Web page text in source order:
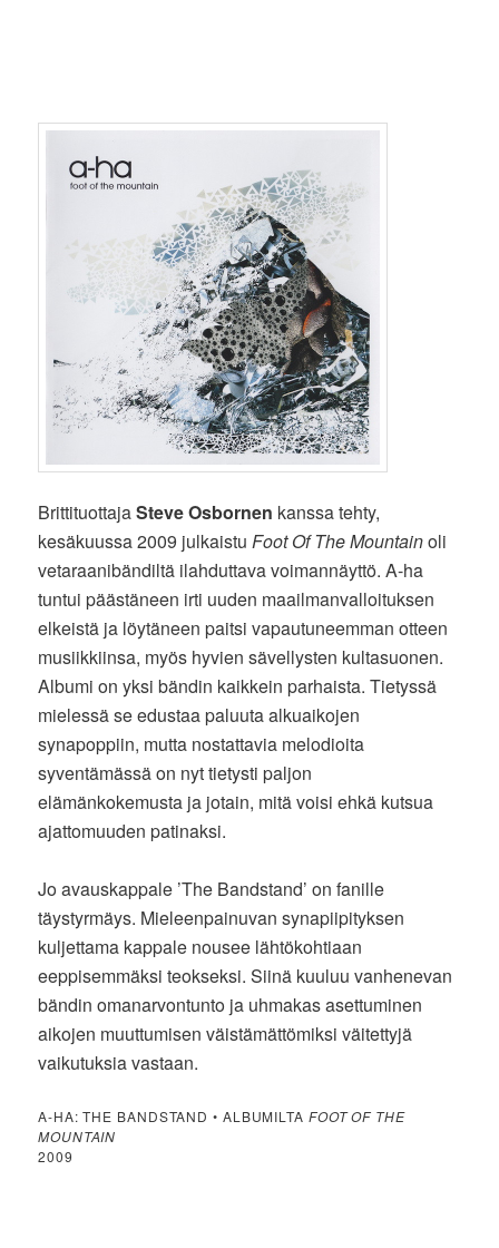
BrittituottajaSteve Osbornen kanssa tehty,
kesäkuussa 2009 julkaistuFoot Of The Mountainoli
vetaraanibändiltä ilahduttava voimannäyttö. A-ha
tuntui päästäneen irti uuden maailmanvalloituksen
elkeistä ja löytäneen paitsi vapautuneemman otteen
musiikkiinsa, myös hyvien sävellysten kultasuonen.
Albumi on yksi bändin kaikkein parhaista. Tietyssä
mielessä se edustaa paluuta alkuaikojen
synapoppiin, mutta nostattavia melodioita
syventämässä on nyt tietysti paljon
elämänkokemusta ja jotain, mitä voisi ehkä kutsua
ajattomuuden patinaksi.
Jo avauskappale ’The Bandstand’ on fanille
täystyrmäys. Mieleenpainuvan synapiipityksen
kuljettama kappale nousee lähtökohtiaan
eeppisemmäksi teokseksi. Siinä kuuluu vanhenevan
bändin omanarvontunto ja uhmakas asettuminen
aikojen muuttumisen väistämättömiksi väitettyjä
vaikutuksia vastaan.
A-HA: THE BANDSTAND • ALBUMILTA FOOT OF THE
MOUNTAIN
2009